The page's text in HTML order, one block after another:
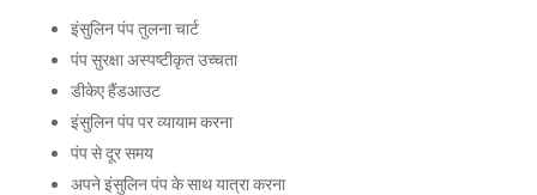
इंसुलिन पंप तुलना चार्ट
पंप सुरक्षा अस्पष्टीकृत उच्चता
डीकेए हैंडआउट
इंसुलिन पंप पर व्यायाम करना
पंप से दूर समय
अपने इंसुलिन पंप के साथ यात्रा करना